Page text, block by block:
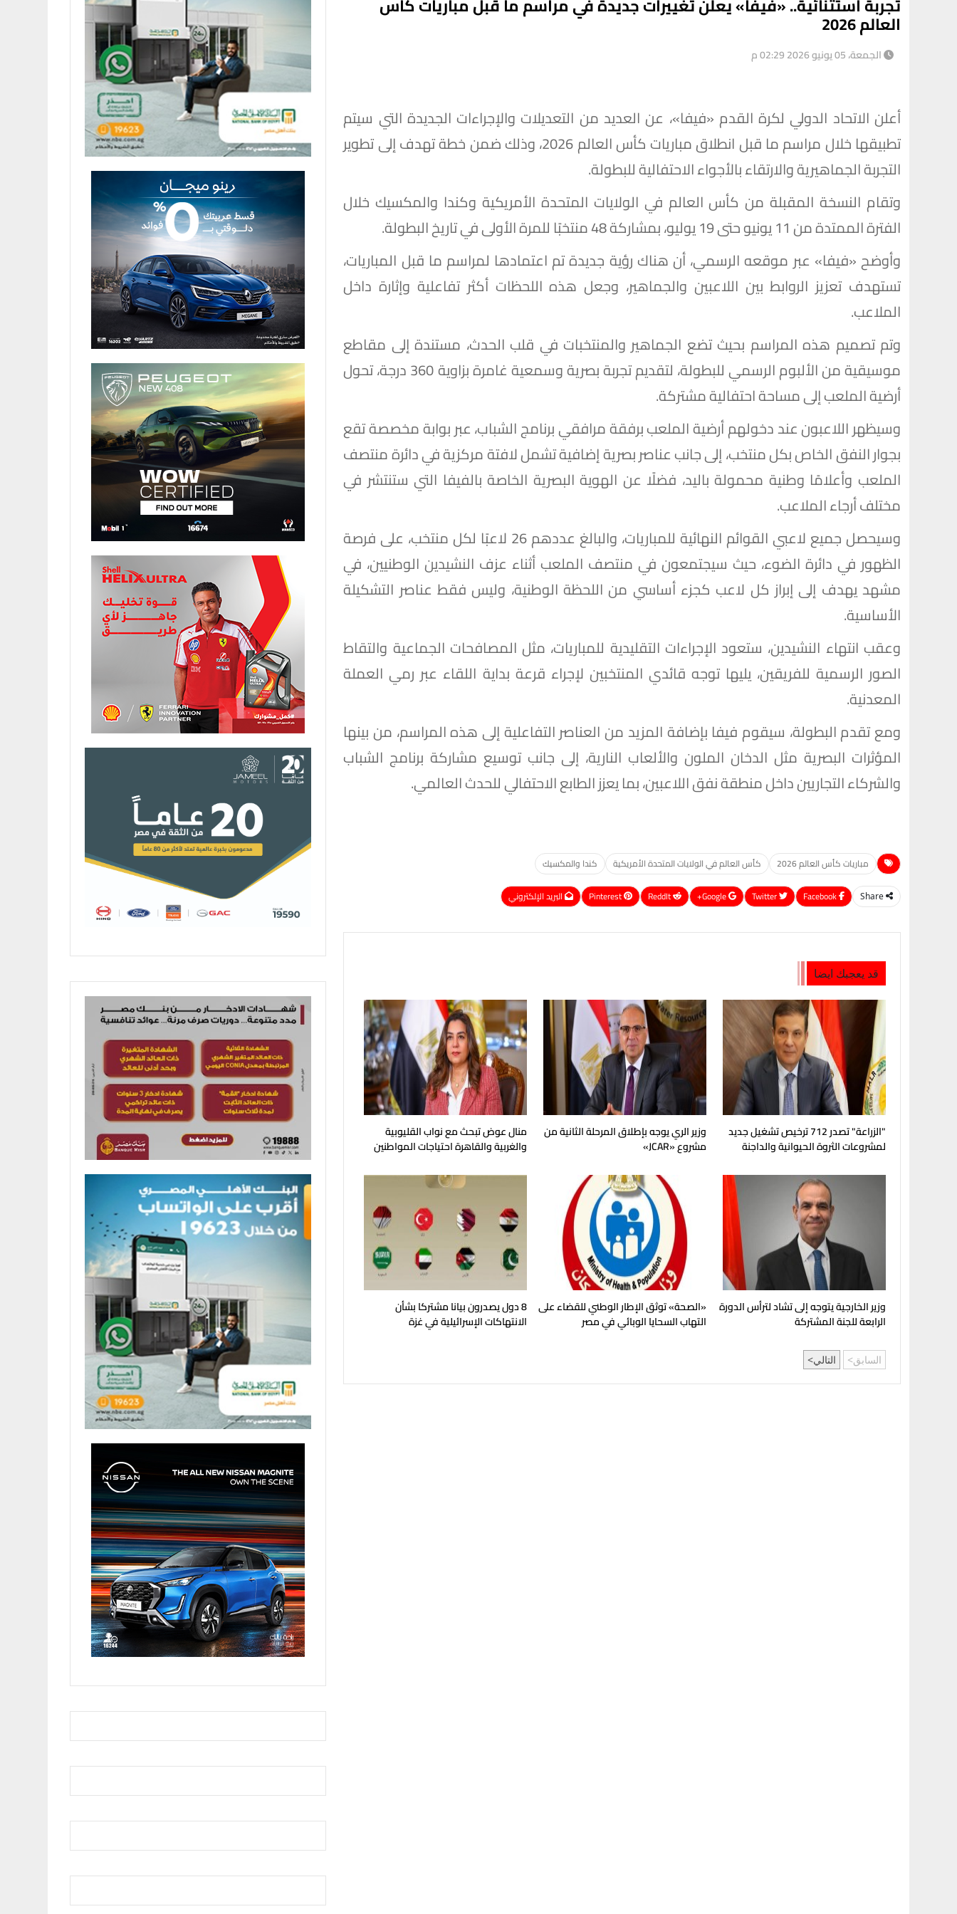
العالم 2026
الجمعة، 05 يونيو 2026 02:29 م
أعلن الاتحاد الدولي لكرة القدم «فيفا»، عن العديد من التعديلات والإجراءات الجديدة التي سيتم
تطبيقها خلال مراسم ما قبل انطلاق مباريات كأس العالم 2026، وذلك ضمن خطة تهدف إلى تطوير
التجربة الجماهيرية والارتقاء بالأجواء الاحتفالية للبطولة.
وتقام النسخة المقبلة من كأس العالم في الولايات المتحدة الأمريكية وكندا والمكسيك خلال
الفترة الممتدة من 11 يونيو حتى 19 يوليو، بمشاركة 48 منتخبًا للمرة الأولى في تاريخ البطولة.
وأوضح «فيفا» عبر موقعه الرسمي، أن هناك رؤية جديدة تم اعتمادها لمراسم ما قبل المباريات،
تستهدف تعزيز الروابط بين اللاعبين والجماهير، وجعل هذه اللحظات أكثر تفاعلية وإثارة داخل
الملاعب.
وتم تصميم هذه المراسم بحيث تضع الجماهير والمنتخبات في قلب الحدث، مستندة إلى مقاطع
موسيقية من الألبوم الرسمي للبطولة، لتقديم تجربة بصرية وسمعية غامرة بزاوية 360 درجة، تحول
أرضية الملعب إلى مساحة احتفالية مشتركة.
وسيظهر اللاعبون عند دخولهم أرضية الملعب برفقة مرافقي برنامج الشباب، عبر بوابة مخصصة تقع
بجوار النفق الخاص بكل منتخب، إلى جانب عناصر بصرية إضافية تشمل لافتة مركزية في دائرة منتصف
الملعب وأعلامًا وطنية محمولة باليد، فضلًا عن الهوية البصرية الخاصة بالفيفا التي ستنتشر في
مختلف أرجاء الملاعب.
وسيحصل جميع لاعبي القوائم النهائية للمباريات، والبالغ عددهم 26 لاعبًا لكل منتخب، على فرصة
الظهور في دائرة الضوء، حيث سيجتمعون في منتصف الملعب أثناء عزف النشيدين الوطنيين، في
مشهد يهدف إلى إبراز كل لاعب كجزء أساسي من اللحظة الوطنية، وليس فقط عناصر التشكيلة
الأساسية.
وعقب انتهاء النشيدين، ستعود الإجراءات التقليدية للمباريات، مثل المصافحات الجماعية والتقاط
الصور الرسمية للفريقين، يليها توجه قائدي المنتخبين لإجراء قرعة بداية اللقاء عبر رمي العملة
المعدنية.
ومع تقدم البطولة، سيقوم فيفا بإضافة المزيد من العناصر التفاعلية إلى هذه المراسم، من بينها
المؤثرات البصرية مثل الدخان الملون والألعاب النارية، إلى جانب توسيع مشاركة برنامج الشباب
والشركاء التجاريين داخل منطقة نفق اللاعبين، بما يعزز الطابع الاحتفالي للحدث العالمي.
مباريات كأس العالم 2026 كأس العالم في الولايات المتحدة الأمريكية كندا والمكسيك
Share
Google+
ReddIt
Pinterest البريد الإلكتروني
قد يعجبك ايضا
"الزراعة" تصدر 712 ترخيص تشغيل جديد
لمشروعات الثروة الحيوانية والداجنة
وزير الري يوجه بإطلاق المرحلة الثانية من
مشروع «JCAR»
منال عوض تبحث مع نواب القليوبية
والغربية والقاهرة احتياجات المواطنين
وزير الخارجية يتوجه إلى تشاد لترأس الدورة
الرابعة للجنة المشتركة
«الصحة» توثق الإطار الوطني للقضاء على
التهاب السحايا الوبائي في مصر
8 دول يصدرون بيانا مشتركا بشأن
الانتهاكات الإسرائيلية في غزة
السابق التالي